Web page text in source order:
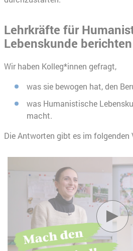
Lehrkräfte für
Lebenskunde berichten
Wir haben Kolleg*innen gefragt,
was sie bewogen hat, den
was Humanistische
macht.
Die Antworten gibt es im folgenden